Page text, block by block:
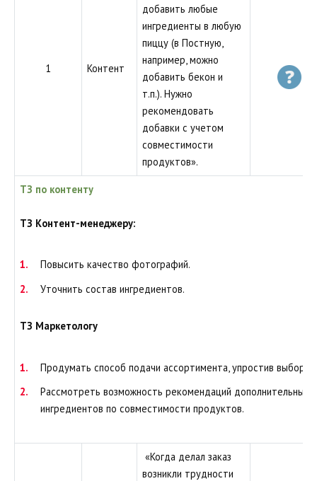
1 Контент
добавить любые
ингредиенты в любую
пиццу (в Постную,
например, можно
добавить бекон и
т.п.). Нужно
рекомендовать
добавки с учетом
совместимости
продуктов».
ТЗ по контенту
ТЗ Контент-менеджеру:
Повысить качество фотографий.
Уточнить состав ингредиентов.
ТЗ Маркетологу
Продумать способ подачи ассортимента, упростив выбор.
Рассмотреть возможность рекомендаций дополнительных
ингредиентов по совместимости продуктов.
«Когда делал заказ
возникли трудности